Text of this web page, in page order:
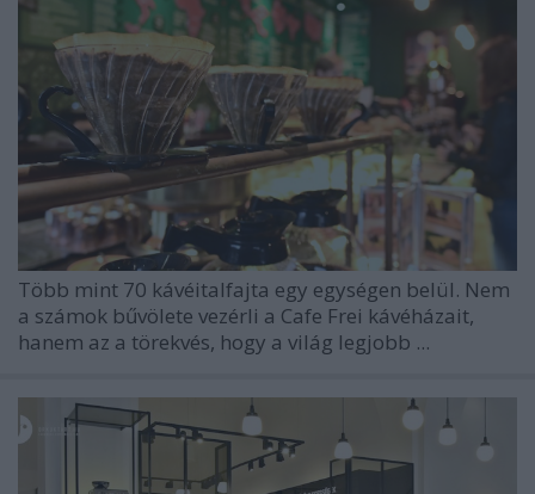
Több mint 70 kávéitalfajta egy egységen belül. Nem
a számok bűvölete vezérli a Cafe Frei kávéházait,
hanem az a törekvés, hogy a világ legjobb ...